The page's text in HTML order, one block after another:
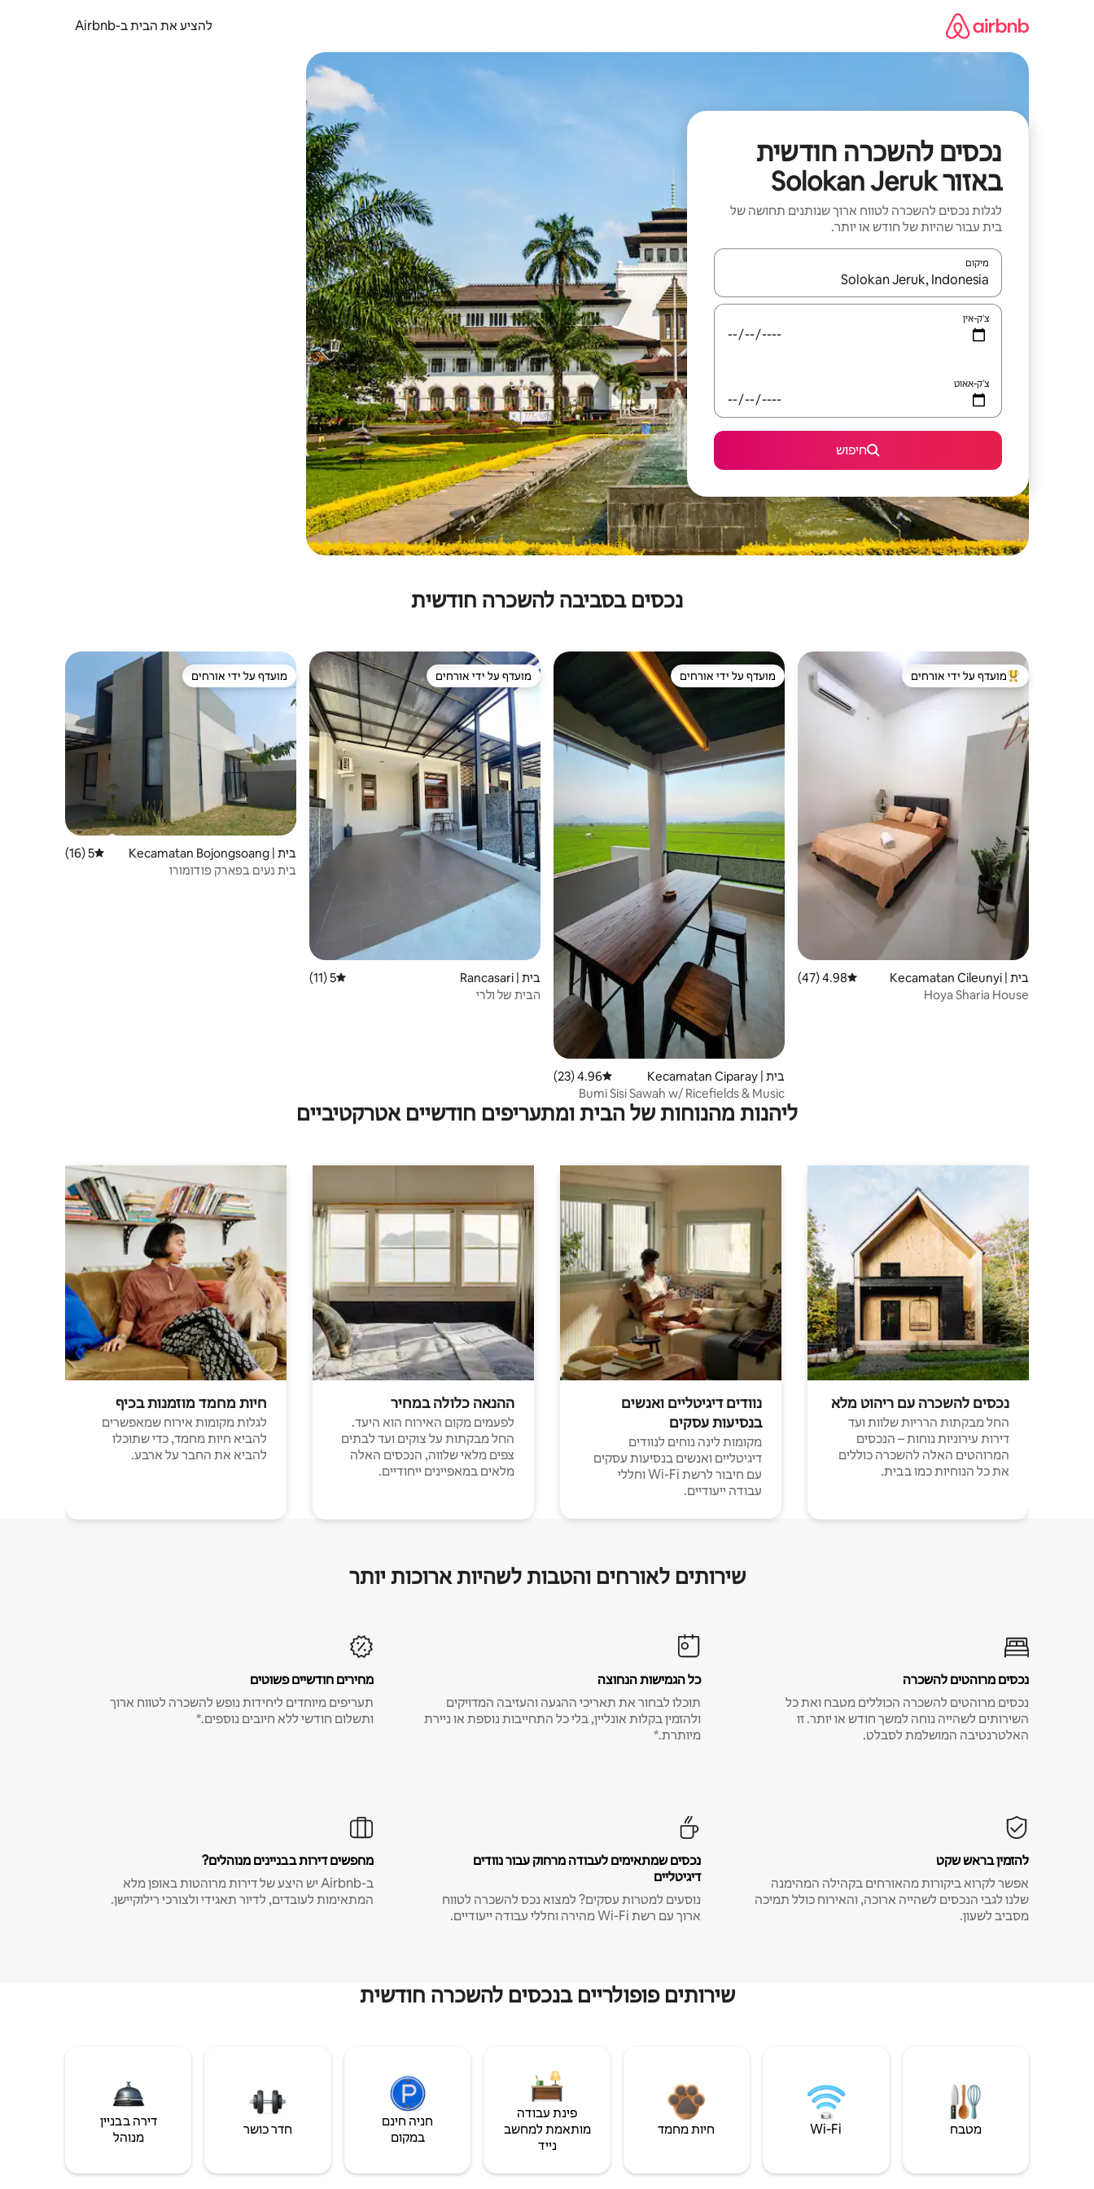
להציע את הבית ב-Airbnb
נכסים להשכרה חודשית
באזור Solokan Jeruk
לגלות נכסים להשכרה לטווח ארוך שנותנים תחושה של
בית עבור שהיות של חודש או יותר.
מיקום
כאשר התוצאות יהיו זמינות, יש לנווט עם מקשי החיצים למעלה ולמטה או לעיין בעזרת תנועות מגע או החלקה.
צ'ק-אין
צ'ק-אאוט
חיפוש
נכסים בסביבה להשכרה חודשית
מוביל בקרב נכסים מועדפים על ידי אורחים
מועדף על ידי אורחים
בית | Kecamatan Cileunyi דירוג ממוצע של 4.98 מתוך 5, 47 ביקורות
4.98 (47)
Hoya Sharia House
מועדף על ידי אורחים
מועדף על ידי אורחים
בית | Kecamatan Ciparay דירוג ממוצע של 4.96 מתוך 5, 23 ביקורות
4.96 (23)
Bumi Sisi Sawah w/ Ricefields & Music
Studio
מועדף על ידי אורחים
מועדף על ידי אורחים
בית | Rancasari דירוג ממוצע של 5 מתוך 5, 11 ביקורות
5 (11)
הבית של ולרי
מועדף על ידי אורחים
מועדף על ידי אורחים
בית | Kecamatan Bojongsoang דירוג ממוצע של 5 מתוך 5, 16 ביקורות
5 (16)
בית נעים בפארק פודומורו
ליהנות מהנוחות של הבית ומתעריפים חודשיים אטרקטיביים
נכסים להשכרה עם ריהוט מלא
החל מבקתות הרריות שלוות ועד
דירות עירוניות נוחות – הנכסים
המרוהטים האלה להשכרה כוללים
את כל הנוחיות כמו בבית.
נוודים דיגיטליים ואנשים
בנסיעות עסקים
מקומות לינה נוחים לנוודים
דיגיטליים ואנשים בנסיעות עסקים
עם חיבור לרשת Wi-Fi וחללי
עבודה ייעודיים.
ההנאה כלולה במחיר
לפעמים מקום האירוח הוא היעד.
החל מבקתות על צוקים ועד לבתים
צפים מלאי שלווה, הנכסים האלה
מלאים במאפיינים ייחודיים.
חיות מחמד מוזמנות בכיף
לגלות מקומות אירוח שמאפשרים
להביא חיות מחמד, כדי שתוכלו
להביא את החבר על ארבע.
שירותים לאורחים והטבות לשהיות ארוכות יותר
נכסים מרוהטים להשכרה
נכסים מרוהטים להשכרה הכוללים מטבח ואת כל
השירותים לשהייה נוחה למשך חודש או יותר. זו
האלטרנטיבה המושלמת לסבלט.
כל הגמישות הנחוצה
תוכלו לבחור את תאריכי ההגעה והעזיבה המדויקים
ולהזמין בקלות אונליין, בלי כל התחייבות נוספת או ניירת
מיותרת.*
מחירים חודשיים פשוטים
תעריפים מיוחדים ליחידות נופש להשכרה לטווח ארוך
ותשלום חודשי ללא חיובים נוספים.*
להזמין בראש שקט
אפשר לקרוא ביקורות מהאורחים בקהילה המהימנה
שלנו לגבי הנכסים לשהייה ארוכה, והאירוח כולל תמיכה
מסביב לשעון.
נכסים שמתאימים לעבודה מרחוק עבור נוודים
דיגיטליים
נוסעים למטרות עסקים? למצוא נכס להשכרה לטווח
ארוך עם רשת Wi-Fi מהירה וחללי עבודה ייעודיים.
מחפשים דירות בבניינים מנוהלים?
ב-Airbnb יש היצע של דירות מרוהטות באופן מלא
המתאימות לעובדים, לדיור תאגידי ולצורכי רילוקיישן.
שירותים פופולריים בנכסים להשכרה חודשית
מטבח Wi‑Fi חיות מחמד
פינת עבודה
מותאמת למחשב
נייד
חניה חינם
במקום
חדר כושר
דירה בבניין
מנוהל